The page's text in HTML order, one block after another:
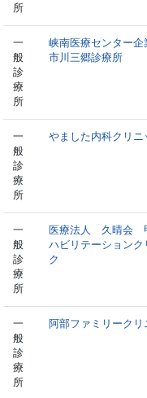
所
一
般
診
療
所
峡南医療センター
市川三郷診療所
一
般
診
療
所
やました内科クリニ
一
般
診
療
所
医療法人 久晴会
ハビリテーションク
ク
一
般
診
療
所
阿部ファミリークリ